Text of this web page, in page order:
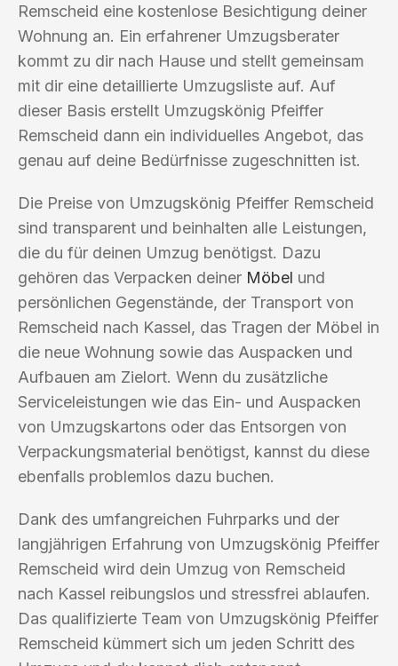
Remscheid eine kostenlose Besichtigung deiner
Wohnung an. Ein erfahrener Umzugsberater
kommt zu dir nach Hause und stellt gemeinsam
mit dir eine detaillierte Umzugsliste auf. Auf
dieser Basis erstellt Umzugskönig Pfeiffer
Remscheid dann ein individuelles Angebot, das
genau auf deine Bedürfnisse zugeschnitten ist.
Die Preise von Umzugskönig Pfeiffer Remscheid
sind transparent und beinhalten alle Leistungen,
die du für deinen Umzug benötigst. Dazu
gehören das Verpacken deiner Möbel und
persönlichen Gegenstände, der Transport von
Remscheid nach Kassel, das Tragen der Möbel in
die neue Wohnung sowie das Auspacken und
Aufbauen am Zielort. Wenn du zusätzliche
Serviceleistungen wie das Ein- und Auspacken
von Umzugskartons oder das Entsorgen von
Verpackungsmaterial benötigst, kannst du diese
ebenfalls problemlos dazu buchen.
Dank des umfangreichen Fuhrparks und der
langjährigen Erfahrung von Umzugskönig Pfeiffer
Remscheid wird dein Umzug von Remscheid
nach Kassel reibungslos und stressfrei ablaufen.
Das qualifizierte Team von Umzugskönig Pfeiffer
Remscheid kümmert sich um jeden Schritt des